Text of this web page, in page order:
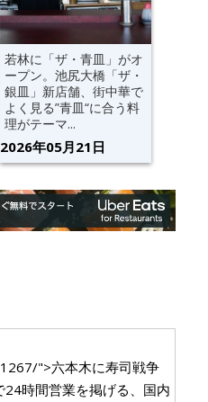
若林に「ザ・青皿」がオ
ープン。池尻大橋「ザ・
銀皿」新店舗、街中華で
よく見る”青皿“に合う料
理がテーマ...
2026年05月21日
">六本木に寿司戦争
時間営業を掲げる、国内